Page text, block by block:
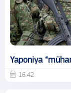
Yaponiya
16:42